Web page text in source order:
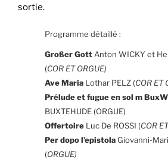
sortie.
Programme détaillé :
Großer GottAnton WICKY et
(COR ET ORGUE)
Ave Maria Lothar PELZ (COR ET
Prélude et fugue en sol m
BUXTEHUDE (ORGUE)
Offertoire Luc De ROSSI (COR
Per dopo l’epistolaGiovanni-
(ORGUE)